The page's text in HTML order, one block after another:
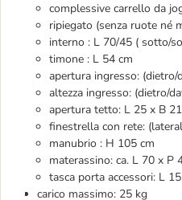
complessive carrello da
ripiegato (senza ruote né
interno : L 70/45 (
timone : L 54
apertura ingresso:
altezza ingresso: (dietro/
apertura tetto: L 25
finestrella con rete:
manubrio : H
materassino: ca. L 70 x P
tasca porta
carico massimo: 25 kg